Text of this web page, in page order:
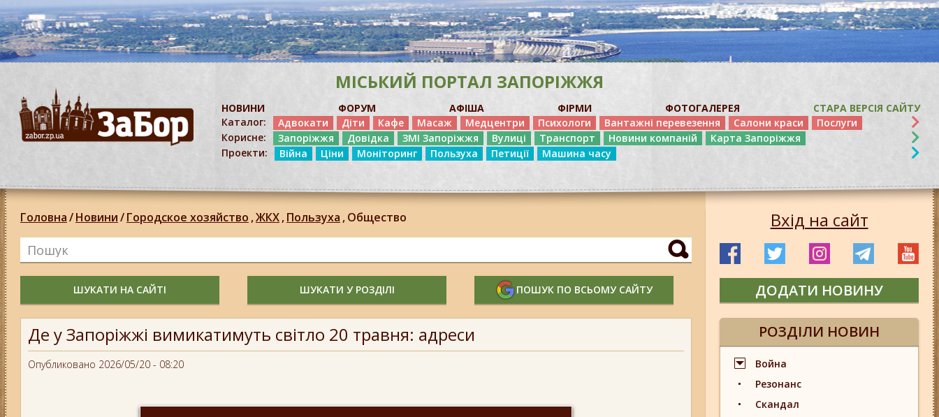
МІСЬКИЙ ПОРТАЛ ЗАПОРІЖЖЯ
НОВИНИ ФОРУМ АФІША ФІРМИ ФОТОГАЛЕРЕЯ
СТАРА ВЕРСІЯ САЙТУ
Каталог:
Адвокати Діти Кафе Масаж Медцентри Психологи Вантажні перевезення Салони краси
Послуги
Корисне:
Запоріжжя Довідка ЗМІ Запоріжжя Вулиці Транспорт Новини компаній
Карта Запоріжжя
Проекти:
Війна Ціни Моніторинг Пользуха Петиції Машина часу
Головна/Новини/Городское хозяйство ,ЖКХ,Пользуха ,Общество
ШУКАТИ НА САЙТІ ШУКАТИ У РОЗДІЛІ ПОШУК ПО ВСЬОМУ САЙТУ
Де у Запоріжжі вимикатимуть світло 20 травня: адреси
Опубликовано 2026/05/20 - 08:20
Вхід на сайт
ДОДАТИ НОВИНУ
РОЗДІЛИ НОВИН
Война
Резонанс
Скандал